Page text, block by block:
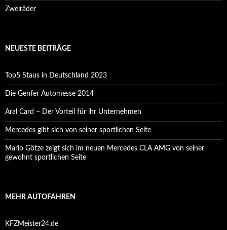
Zweiräder
NEUESTE BEITRÄGE
Top5 Staus in Deutschland 2023
Die Genfer Automesse 2014
Aral Card – Der Vorteil für ihr Unternehmen
Mercedes gibt sich von seiner sportlichen Seite
Mario Götze zeigt sich im neuen Mercedes CLA AMG von seiner
gewohnt sportlichen Seite
MEHR AUTOFAHREN
KFZMeister24.de